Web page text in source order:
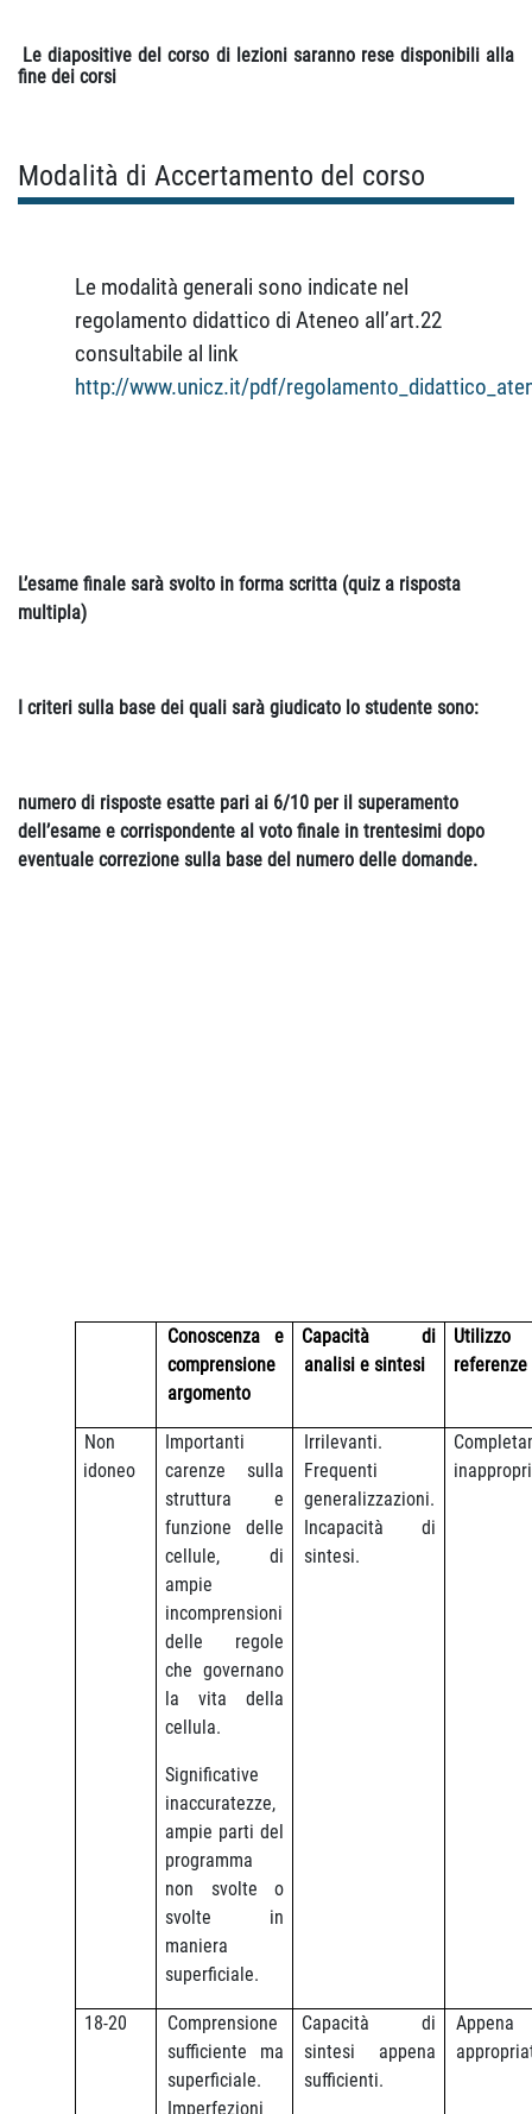
Le diapositive del corso di lezioni saranno rese disponibili alla
fine dei corsi
Modalità di Accertamento del corso
Le modalità generali sono indicate nel
regolamento didattico di Ateneo all’art.22
consultabile al link
http://www.unicz.it/pdf/
L’esame finale sarà svolto in forma scritta (quiz a risposta
multipla)
I criteri sulla base dei quali sarà giudicato lo studente sono:
numero di risposte esatte pari ai 6/10 per il superamento
dell’esame e corrispondente al voto finale in trentesimi dopo
eventuale correzione sulla base del numero delle domande.
Conoscenza e
comprensione
argomento
Capacità di
analisi e sintesi
referenze
Non
idoneo
Importanti
carenze sulla
struttura e
funzione delle
cellule, di
ampie
incomprensioni
delle regole
che governano
la vita della
cellula.
Significative
inaccuratezze,
ampie parti del
programma
non svolte o
svolte in
maniera
superficiale.
Irrilevanti.
Frequenti
generalizzazioni.
Incapacità di
sintesi.
18-20
Comprensione
sufficiente ma
superficiale.
Imperfezioni
Capacità di
sintesi appena
sufficienti.
Appena